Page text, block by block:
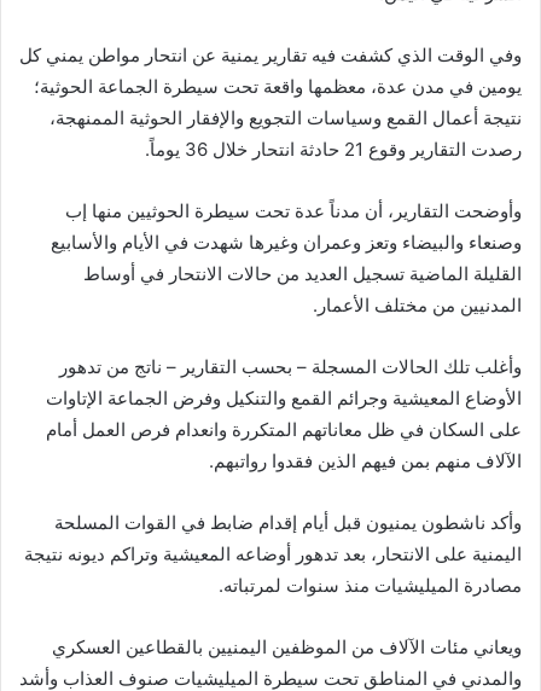
وفي الوقت الذي كشفت فيه تقارير يمنية عن انتحار مواطن يمني كل
يومين في مدن عدة، معظمها واقعة تحت سيطرة الجماعة الحوثية؛
نتيجة أعمال القمع وسياسات التجويع والإفقار الحوثية الممنهجة،
رصدت التقارير وقوع 21 حادثة انتحار خلال 36 يوماً.
وأوضحت التقارير، أن مدناً عدة تحت سيطرة الحوثيين منها إب
وصنعاء والبيضاء وتعز وعمران وغيرها شهدت في الأيام والأسابيع
القليلة الماضية تسجيل العديد من حالات الانتحار في أوساط
المدنيين من مختلف الأعمار.
وأغلب تلك الحالات المسجلة – بحسب التقارير – ناتج من تدهور
الأوضاع المعيشية وجرائم القمع والتنكيل وفرض الجماعة الإتاوات
على السكان في ظل معاناتهم المتكررة وانعدام فرص العمل أمام
الآلاف منهم بمن فيهم الذين فقدوا رواتبهم.
وأكد ناشطون يمنيون قبل أيام إقدام ضابط في القوات المسلحة
اليمنية على الانتحار، بعد تدهور أوضاعه المعيشية وتراكم ديونه نتيجة
مصادرة الميليشيات منذ سنوات لمرتباته.
ويعاني مئات الآلاف من الموظفين اليمنيين بالقطاعين العسكري
والمدني في المناطق تحت سيطرة الميليشيات صنوف العذاب وأشد